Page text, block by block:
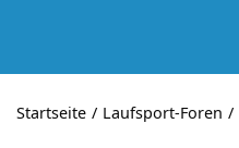
Startseite Laufsport-Foren